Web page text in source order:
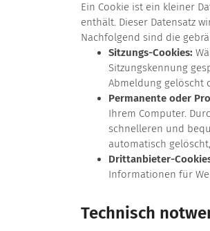
Ein Cookie ist ein kleiner
enthält. Dieser Datensatz
Nachfolgend sind die
Sitzungs-Cookies:
Sitzungskennung
Abmeldung gelöscht
Permanente oder
Ihrem Computer.
schnelleren und
automatisch
Drittanbieter-
Informationen für
Technisch